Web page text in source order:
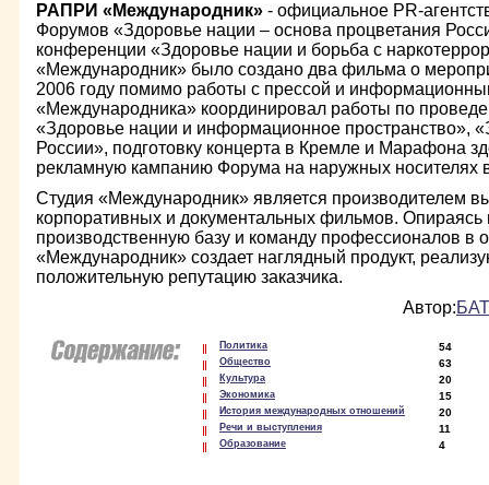
РАПРИ «Международник» - официальное PR-
Форумов «Здоровье нации – основа процветания
конференции «Здоровье нации и борьба с
«Международник» было создано два фильма о
2006 году помимо работы с прессой и
«Международника» координировал работы по
«Здоровье нации и информационное пространство»,
России», подготовку концерта в Кремле и Марафона
рекламную кампанию Форума на наружных носителях
Студия «Международник» является производителем
корпоративных и документальных фильмов. Опираясь
производственную базу и команду профессионалов в
«Международник» создает наглядный продукт,
положительную репутацию заказчика.
Автор:
Политика 54
Общество 63
Культура 20
Экономика 15
История международных отношений 20
Речи и выступления 11
Образование 4